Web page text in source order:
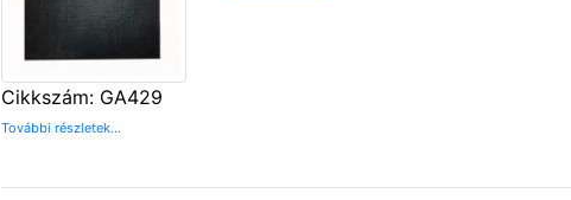
Cikkszám: GA429
További részletek...